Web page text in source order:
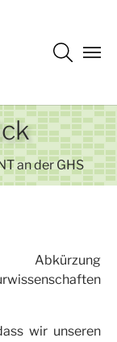
an der GHS
wir unseren